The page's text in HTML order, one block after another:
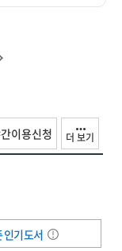
이용신청 더 보기
인기도서